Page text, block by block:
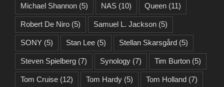
Michael Shannon (5) NAS (10) Queen (11)
Robert De Niro (5) Samuel L. Jackson (5)
SONY (5) Stan Lee (5) Stellan Skarsgård (5)
Steven Spielberg (7) Synology (7) Tim Burton (5)
Tom Cruise (12) Tom Hardy (5) Tom Holland (7)